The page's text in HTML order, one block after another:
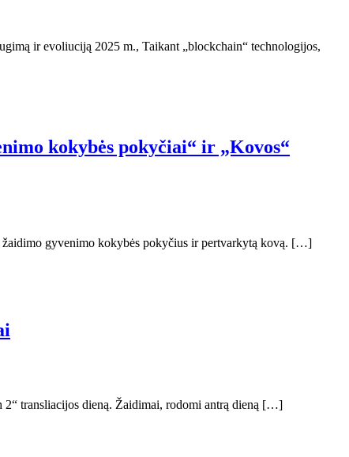
ir evoliuciją 2025 m., Taikant „blockchain“ technologijos,
kokybės pokyčiai“ ir „Kovos“
žaidimo gyvenimo kokybės pokyčius ir pertvarkytą kovą. […]
2“ transliacijos dieną. Žaidimai, rodomi antrą dieną […]